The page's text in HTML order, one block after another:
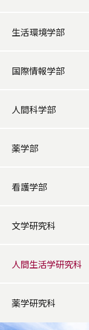
生活環境学部
国際情報学部
人間科学部
薬学部
看護学部
文学研究科
人間生活学研究科
薬学研究科